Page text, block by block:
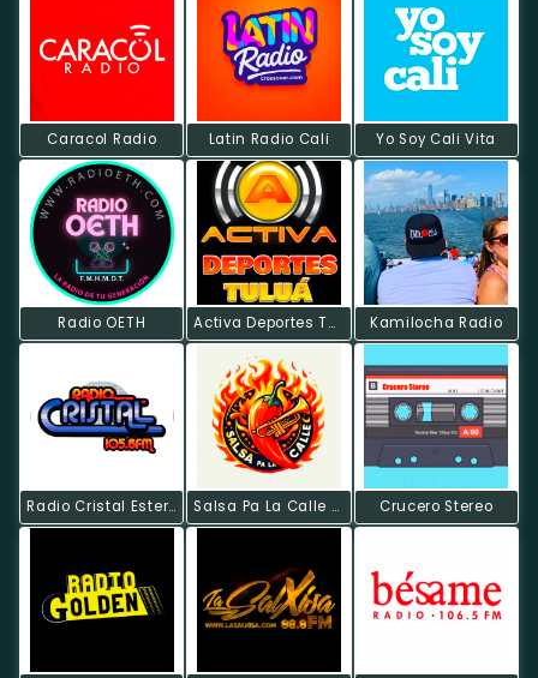
Caracol Radio Latin Radio Cali Yo Soy Cali Vita
Radio OETH Activa Deportes Tulua Kamilocha Radio
Radio Cristal Estereo Salsa Pa La Calle Radio Online Crucero Stereo